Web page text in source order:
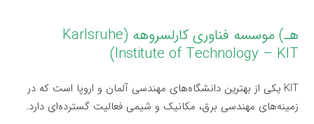
هـ) موسسه فناوری کارلسروهه (Karlsruhe
Institute of Technology – KIT)
KIT یکی از بهترین دانشگاه‌های مهندسی آلمان و اروپا است که در
زمینه‌های مهندسی برق، مکانیک و شیمی فعالیت گسترده‌ای دارد.